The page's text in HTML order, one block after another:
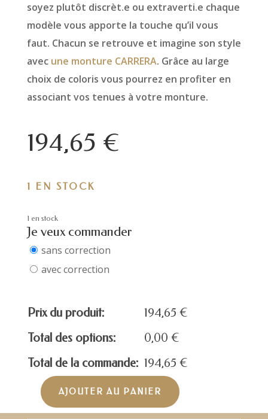
soyez plutôt discrèt.e ou extraverti.e chaque
modèle vous apporte la touche qu’il vous
faut. Chacun se retrouve et imagine son style
avec une monture CARRERA. Grâce au large
choix de coloris vous pourrez en profiter en
associant vos tenues à votre monture.
194,65 €
1 EN STOCK
1 en stock
Je veux commander
sans correction
avec correction
Prix du produit: 194,65 €
Total des options:
0,00 €
Total de la commande: 194,65 €
quantité
de
AJOUTER AU PANIER